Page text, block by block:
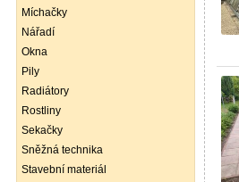
Míchačky
Nářadí
Okna
Pily
Radiátory
Rostliny
Sekačky
Sněžná technika
Stavební materiál